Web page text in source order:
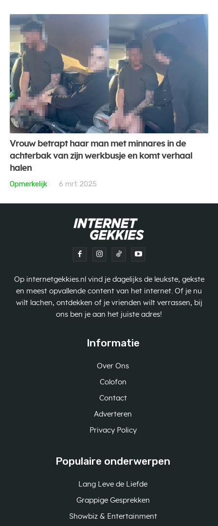
Vrouw betrapt haar man met minnares in de
achterbak van zijn werkbusje en komt verhaal
halen
Opmerkelijk
6 mrt 2025
Op internetgekkies.nl vind je dagelijks de leukste, gekste
en meest opvallende content van het internet. Of je nu
wilt lachen, ontdekken of je vrienden wilt verrassen, bij
ons ben je aan het juiste adres!
Informatie
Over Ons
Colofon
Contact
Adverteren
Privacy Policy
Populaire onderwerpen
Lang Leve de Liefde
Grappige Gesprekken
Showbiz & Entertainment